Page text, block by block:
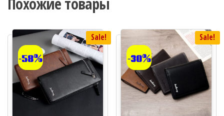
Sale!
-58%
Sale!
-30%